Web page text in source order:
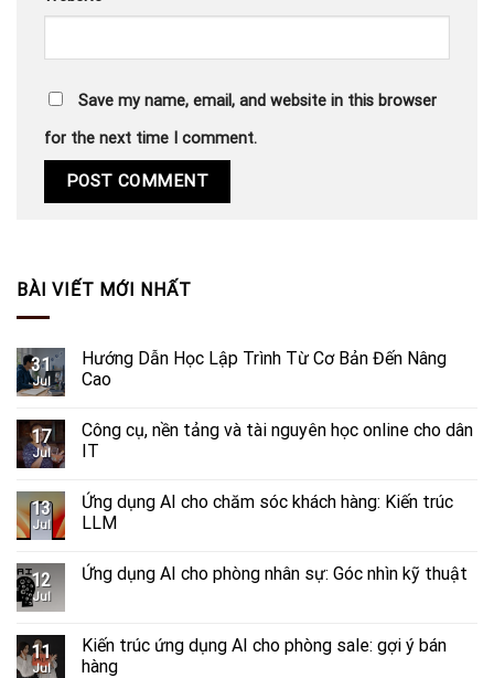
BÀI VIẾT MỚI NHẤT
31
Jul
Hướng Dẫn Học Lập Trình Từ Cơ Bản Đến Nâng
Cao
17
Jul
Công cụ, nền tảng và tài nguyên học online cho dân
IT
13
Jul
Ứng dụng AI cho chăm sóc khách hàng: Kiến trúc
LLM
12
Jul
Ứng dụng AI cho phòng nhân sự: Góc nhìn kỹ thuật
11
Jul
Kiến trúc ứng dụng AI cho phòng sale: gợi ý bán
hàng
Save my name, email, and website in this browser
for the next time I comment.